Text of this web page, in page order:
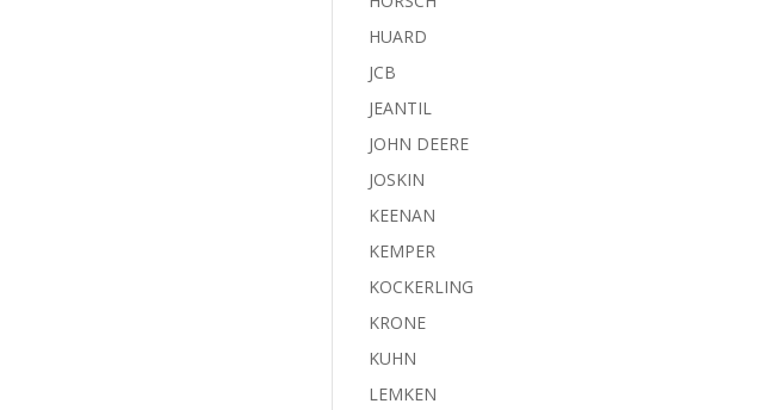
HUARD
JCB
JEANTIL
JOHN DEERE
JOSKIN
KEENAN
KEMPER
KOCKERLING
KRONE
KUHN
LEMKEN